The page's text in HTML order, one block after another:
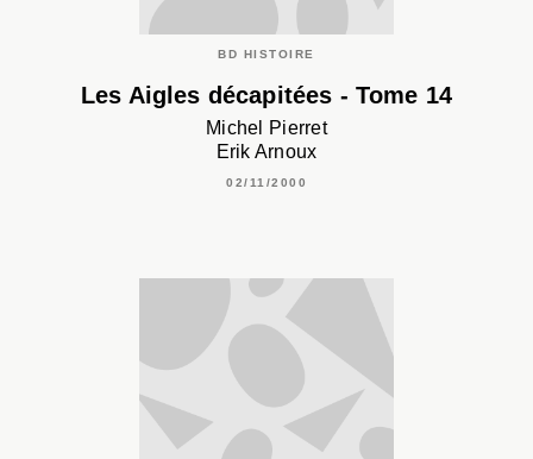
BD HISTOIRE
Les Aigles décapitées - Tome 14
Michel Pierret
Erik Arnoux
02/11/2000